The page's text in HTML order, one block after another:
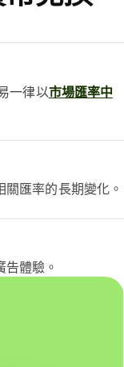
一律以市場匯率中
匯率的長期變化。
體驗。